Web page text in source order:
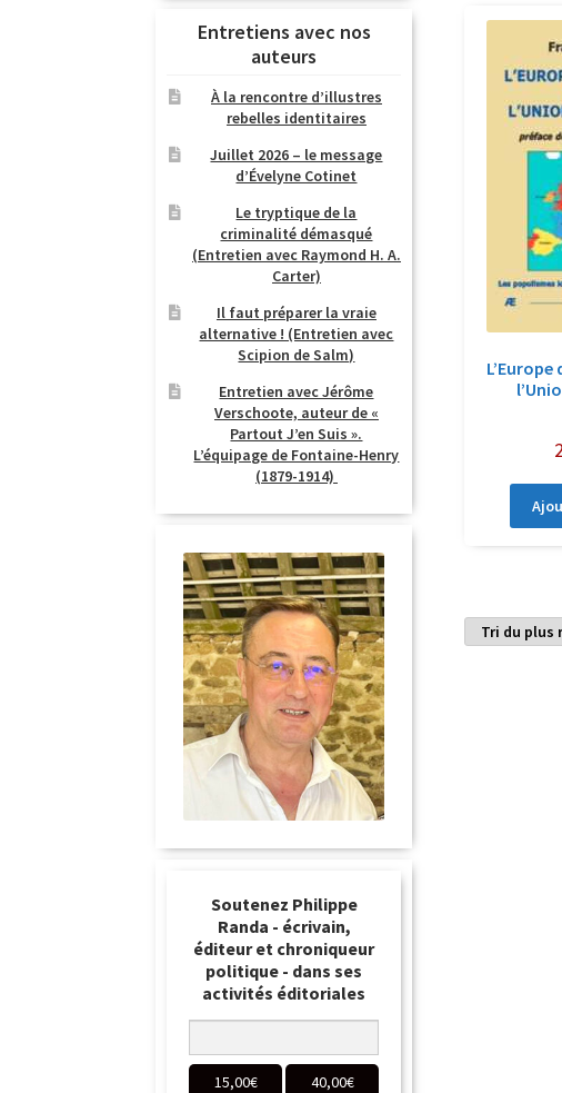
Entretiens avec nos
auteurs
À la rencontre d’illustres
rebelles identitaires
Juillet 2026 – le message
d’Évelyne Cotinet
Le tryptique de la
criminalité démasqué
(Entretien avec Raymond H. A.
Carter)
Il faut préparer la vraie
alternative ! (Entretien avec
Scipion de Salm)
Entretien avec Jérôme
Verschoote, auteur de «
Partout J’en Suis ».
L’équipage de Fontaine-Henry
(1879-1914)
Soutenez Philippe
Randa - écrivain,
éditeur et chroniqueur
politique - dans ses
activités éditoriales
15,00€ 40,00€